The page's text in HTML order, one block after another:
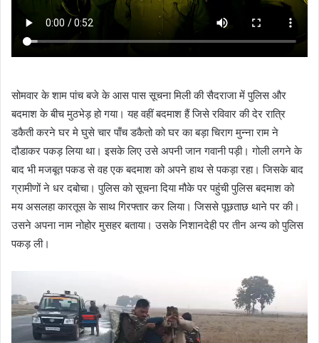
सोमवार के शाम पांच बजे के आस पास सूचना मिली की सैदराजा में पुलिस और
बदमाश के बीच मुठभेड़ हो गया। यह वहीं बदमाश हैं जिसे रविवार की देर रात्रि
डकैती करने घर मे घुसे चार पाँच डकैतो को घर का बड़ा चिराग मुन्ना राम ने
दौडाकर पकड़ लिया था। इसके लिए उसे अपनी जान गवानी पड़ी। गोली लगने के
बाद भी मजबूत पकड से वह एक बदमाश को अपने हाथ से पकड़ा रहा। जिसके बाद
ग्रामीणों ने धर दबोचा। पुलिस को सूचना दिया मौके पर पहुंची पुलिस बदमाश को
मय असलहा कारतूस के साथ गिरफ्तार कर लिया। जिससे पूछताछ थाने पर की।
उसने अपना नाम नोहोर मुसहर बताया। उसके निशानदेही पर तीन अन्य को पुलिस
पकड़ ली।